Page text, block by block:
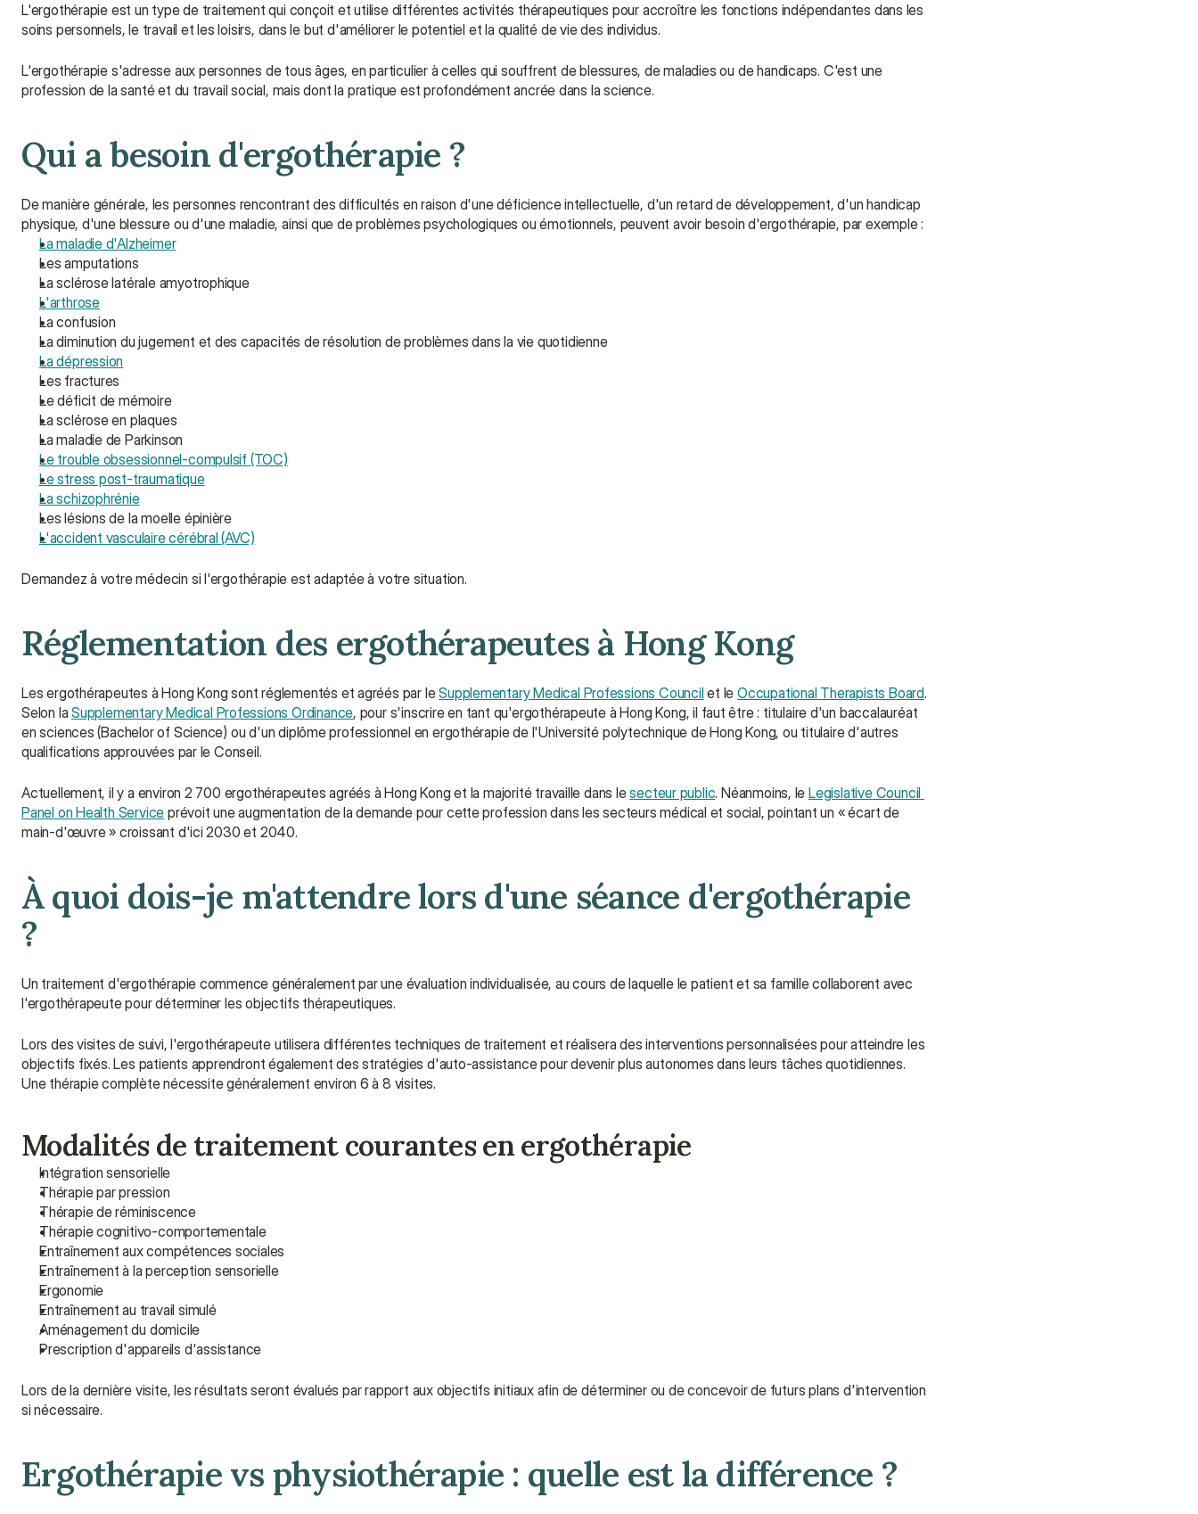
L'ergothérapie est un type de traitement qui conçoit et utilise différentes activités thérapeutiques pour accroître les fonctions indépendantes dans les
soins personnels, le travail et les loisirs, dans le but d'améliorer le potentiel et la qualité de vie des individus.
L'ergothérapie s'adresse aux personnes de tous âges, en particulier à celles qui souffrent de blessures, de maladies ou de handicaps. C'est une
profession de la santé et du travail social, mais dont la pratique est profondément ancrée dans la science.
Qui a besoin d'ergothérapie ?
De manière générale, les personnes rencontrant des difficultés en raison d'une déficience intellectuelle, d'un retard de développement, d'un handicap
physique, d'une blessure ou d'une maladie, ainsi que de problèmes psychologiques ou émotionnels, peuvent avoir besoin d'ergothérapie, par exemple :
La maladie d'Alzheimer
Les amputations
La sclérose latérale amyotrophique
L'arthrose
La confusion
La diminution du jugement et des capacités de résolution de problèmes dans la vie quotidienne
La dépression
Les fractures
Le déficit de mémoire
La sclérose en plaques
La maladie de Parkinson
Le trouble obsessionnel-compulsif (TOC)
Le stress post-traumatique
La schizophrénie
Les lésions de la moelle épinière
L'accident vasculaire cérébral (AVC)
Demandez à votre médecin si l'ergothérapie est adaptée à votre situation.
Réglementation des ergothérapeutes à Hong Kong
Les ergothérapeutes à Hong Kong sont réglementés et agréés par le Supplementary Medical Professions Council et le Occupational Therapists Board.
Selon la Supplementary Medical Professions Ordinance, pour s'inscrire en tant qu'ergothérapeute à Hong Kong, il faut être : titulaire d'un baccalauréat
en sciences (Bachelor of Science) ou d'un diplôme professionnel en ergothérapie de l'Université polytechnique de Hong Kong, ou titulaire d'autres
qualifications approuvées par le Conseil.
Actuellement, il y a environ 2 700 ergothérapeutes agréés à Hong Kong et la majorité travaille dans le secteur public. Néanmoins, le Legislative Council
Panel on Health Service prévoit une augmentation de la demande pour cette profession dans les secteurs médical et social, pointant un « écart de
main-d'œuvre » croissant d'ici 2030 et 2040.
À quoi dois-je m'attendre lors d'une séance d'ergothérapie
?
Un traitement d'ergothérapie commence généralement par une évaluation individualisée, au cours de laquelle le patient et sa famille collaborent avec
l'ergothérapeute pour déterminer les objectifs thérapeutiques.
Lors des visites de suivi, l'ergothérapeute utilisera différentes techniques de traitement et réalisera des interventions personnalisées pour atteindre les
objectifs fixés. Les patients apprendront également des stratégies d'auto-assistance pour devenir plus autonomes dans leurs tâches quotidiennes.
Une thérapie complète nécessite généralement environ 6 à 8 visites.
Modalités de traitement courantes en ergothérapie
Intégration sensorielle
Thérapie par pression
Thérapie de réminiscence
Thérapie cognitivo-comportementale
Entraînement aux compétences sociales
Entraînement à la perception sensorielle
Ergonomie
Entraînement au travail simulé
Aménagement du domicile
Prescription d'appareils d'assistance
Lors de la dernière visite, les résultats seront évalués par rapport aux objectifs initiaux afin de déterminer ou de concevoir de futurs plans d'intervention
si nécessaire.
Ergothérapie vs physiothérapie : quelle est la différence ?